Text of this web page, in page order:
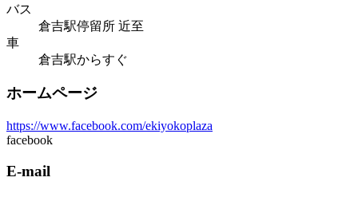
バス
倉吉駅停留所 近至
車
倉吉駅からすぐ
ホームページ
https://www.facebook.com/ekiyokoplaza
facebook
E-mail